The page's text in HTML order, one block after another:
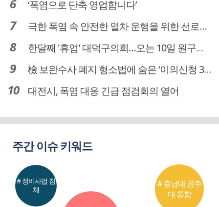
‘폭염으로 단축 영업합니다’
극한 폭염 속 안전한 열차 운행을 위한 선로관리
한달째 '휴업' 대덕구의회…오는 10일 원구성 다시 돌입
檢 보완수사 폐지 형소법에 숨은 ‘이의신청 3개월 제한’…황운하는 30일 추진
대전시, 폭염 대응 긴급 점검회의 열어
주간 이슈 키워드
# 충남대 공주
대 통합
# 정비사업 침
체